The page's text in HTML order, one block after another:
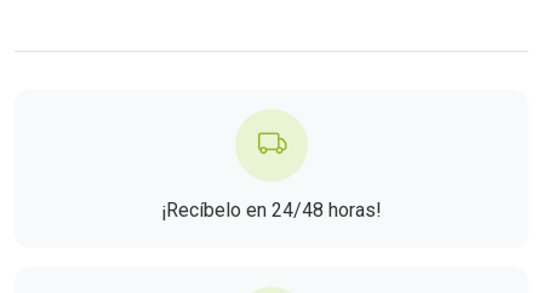
¡Recíbelo en 24/48 horas!